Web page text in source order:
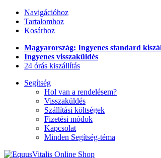
Navigációhoz
Tartalomhoz
Kosárhoz
Magyarország: Ingyenes standard
Ingyenes visszaküldés
24 órás kiszállítás
Segítség
Hol van a rendelésem?
Visszaküldés
Szállítási költségek
Fizetési módok
Kapcsolat
Minden Segítség-téma